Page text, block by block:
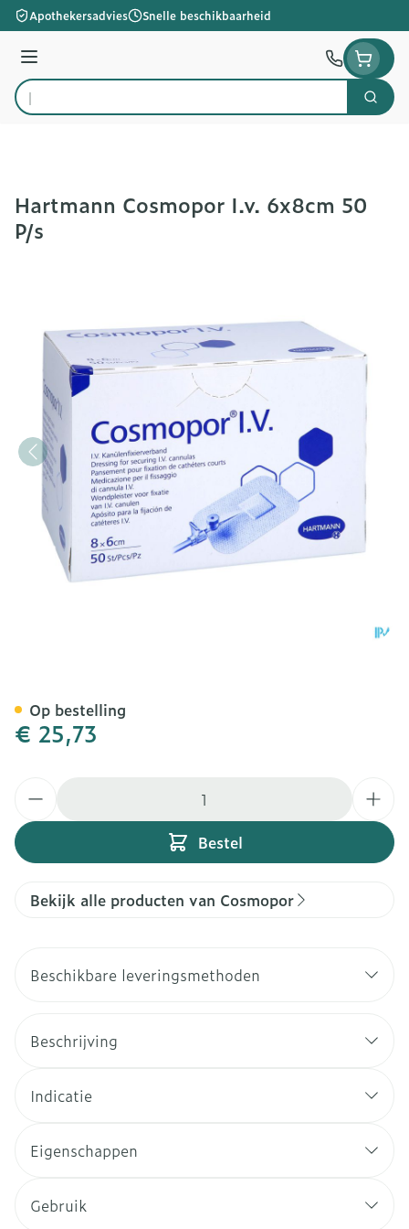
Ga naar de inhoud
Apothekersadvies Snelle beschikbaarheid
Menu
Product, merk, categorie...
Zoek
Hartmann Cosmopor I.v. 6x8cm 50
P/s
€ 25,73
Bestel
Op bestelling
Bekijk alle producten van Cosmopor
Beschikbare leveringsmethoden
Beschrijving
Indicatie
Eigenschappen
Gebruik